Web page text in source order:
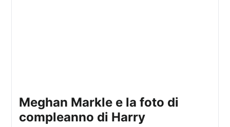
Meghan Markle e la foto di
compleanno di Harry